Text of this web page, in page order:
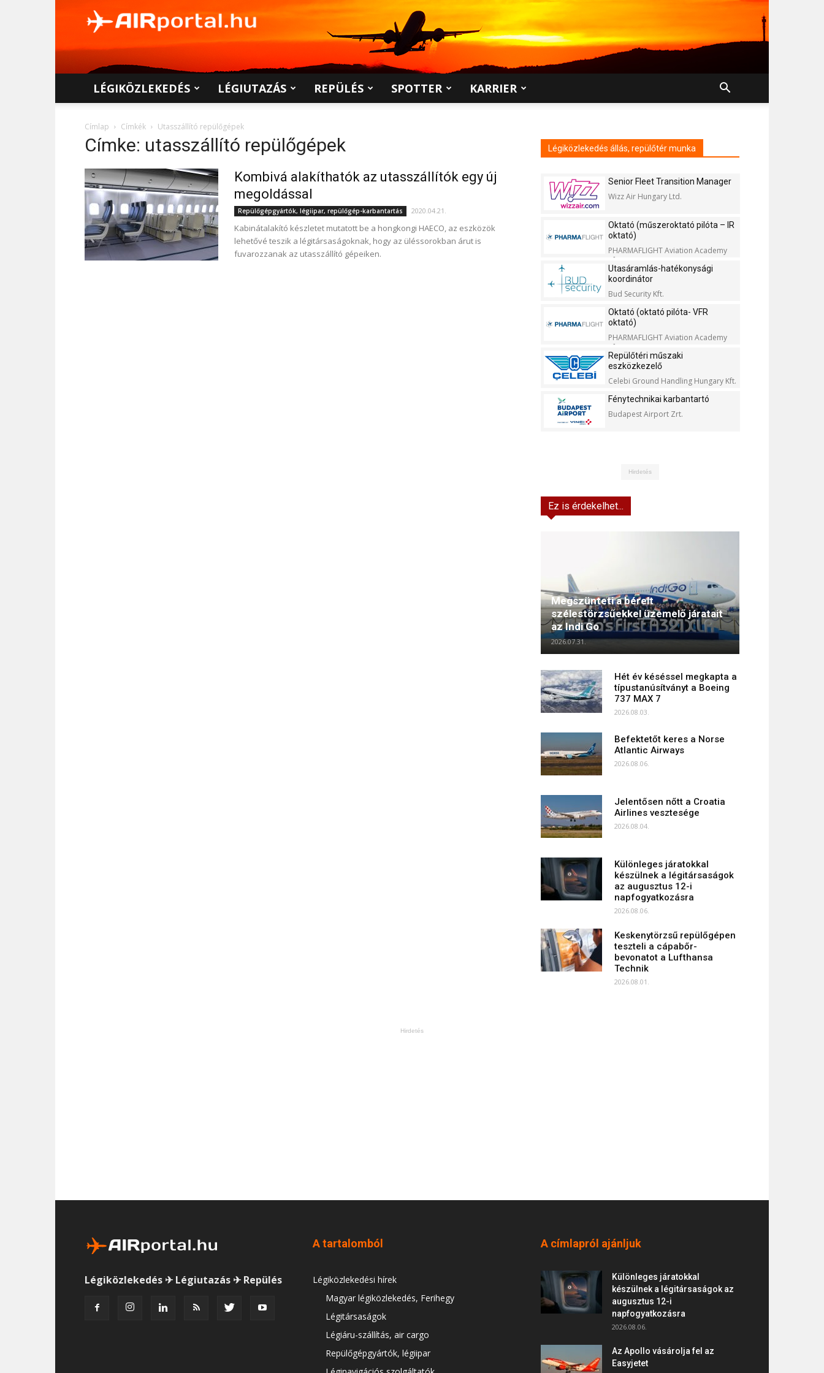
LÉGIKÖZLEKEDÉS LÉGIUTAZÁS REPÜLÉS SPOTTER KARRIER
Címlap Címkék Utasszállító repülőgépek
Címke: utasszállító repülőgépek
Kombivá alakíthatók az utasszállítók egy új
megoldással
Repülőgépgyártók, légiipar, repülőgép-karbantartás 2020.04.21.
Kabinátalakító készletet mutatott be a hongkongi HAECO, az eszközök
lehetővé teszik a légitársaságoknak, hogy az üléssorokban árut is
fuvarozzanak az utasszállító gépeiken.
Légiközlekedés állás, repülőtér munka
Senior Fleet Transition Manager
Wizz Air Hungary Ltd.
Oktató (műszeroktató pilóta – IR
oktató)
PHARMAFLIGHT Aviation Academy
Kft.
Utasáramlás-hatékonysági
koordinátor
Bud Security Kft.
Oktató (oktató pilóta- VFR
oktató)
PHARMAFLIGHT Aviation Academy
Kft.
Repülőtéri műszaki
eszközkezelő
Celebi Ground Handling Hungary Kft.
Fénytechnikai karbantartó
Budapest Airport Zrt.
Hirdetés
Ez is érdekelhet...
Megszünteti a bérelt
szélestörzsűekkel üzemelő járatait
az Indi Go
2026.07.31.
Hét év késéssel megkapta a
típustanúsítványt a Boeing
737 MAX 7
2026.08.03.
Befektetőt keres a Norse
Atlantic Airways
2026.08.06.
Jelentősen nőtt a Croatia
Airlines vesztesége
2026.08.04.
Különleges járatokkal
készülnek a légitársaságok
az augusztus 12-i
napfogyatkozásra
2026.08.06.
Keskenytörzsű repülőgépen
teszteli a cápabőr-
bevonatot a Lufthansa
Technik
2026.08.01.
Hirdetés
Légiközlekedés ✈ Légiutazás ✈ Repülés
A tartalomból
Légiközlekedési hírek
Magyar légiközlekedés, Ferihegy
Légitársaságok
Légiáru-szállítás, air cargo
Repülőgépgyártók, légiipar
A címlapról ajánljuk
Különleges járatokkal
készülnek a légitársaságok az
augusztus 12-i
napfogyatkozásra
2026.08.06.
Az Apollo vásárolja fel az
Easyjetet